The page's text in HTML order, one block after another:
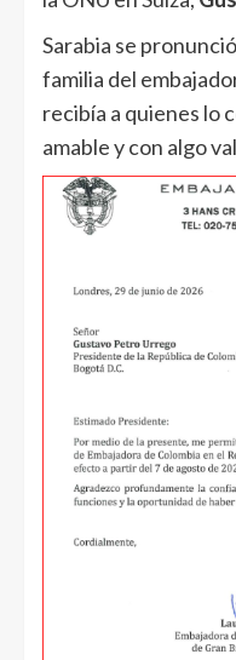
Sarabia se
familia del
recibía a quienes lo
amable y con algo